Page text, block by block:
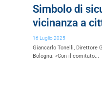
Simbolo di
vicinanza a
16 Luglio 2025
Giancarlo Tonelli, Direttore
Bologna: «Con il comitato...